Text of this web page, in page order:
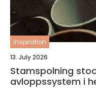
inspiration
13. July 2026
Stamspolning
avloppssystem i